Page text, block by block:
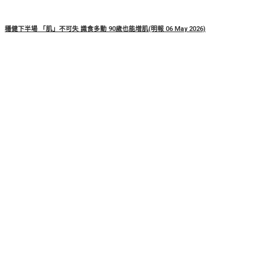
穩健下半場 「肌」不可失 識食多動 90歲也能增肌(明報 06 May 2026)